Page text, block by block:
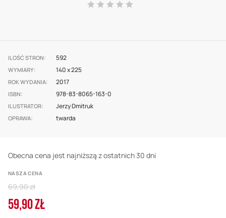
gallery
Ocena:
ILOŚĆ STRON 592
WYMIARY 140 x 225
ROK WYDANIA 2017
ISBN 978-83-8065-163-0
ILUSTRATOR Jerzy Dmitruk
OPRAWA twarda
Obecna cena jest najniższą z ostatnich 30 dni
NASZA CENA
Cena
59,90 ZŁ
Regular
Price
69,90 zł